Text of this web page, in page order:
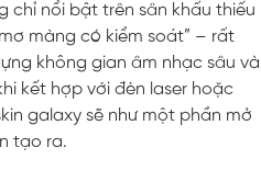
chỉ nổi bật trên sân khấu thiếu
màng có kiểm soát” – rất
không gian âm nhạc sâu và
kết hợp với đèn laser hoặc
galaxy sẽ như một phần mở
tạo ra.